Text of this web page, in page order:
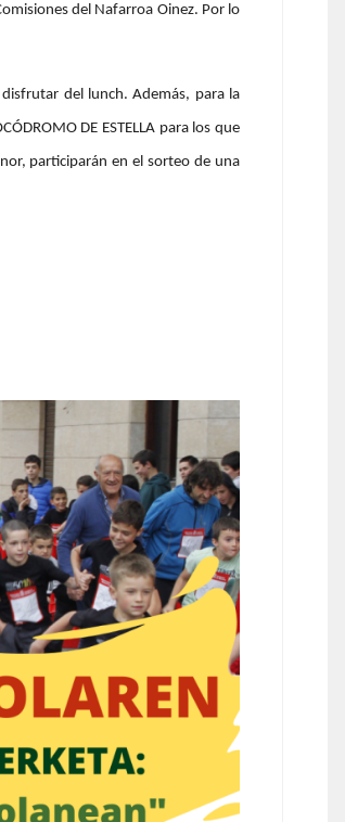
del Nafarroa Oinez. Por lo
del lunch. Además, para la
DE ESTELLA para los que
participarán en el sorteo de una